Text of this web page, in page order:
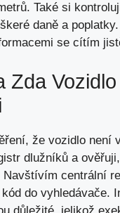
Také si
daně a
se cítím
Zda
že vozidlo není
dlužníků a
Navštívím centrální
do vyhledávače.
důležité, jelikož